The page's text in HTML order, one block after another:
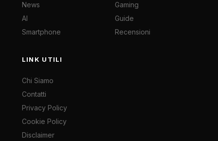
News
AI
Smartphone
Gaming
Guide
Recensioni
LINK UTILI
Chi Siamo
Contatti
Privacy Policy
Cookie Policy
Disclaimer